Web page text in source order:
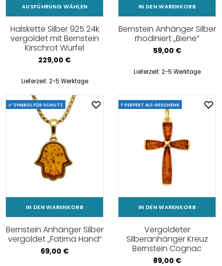
AUSFÜHRUNG WÄHLEN
Halskette Silber 925 24k
vergoldet mit Bernstein
Kirschrot Würfel
229,00 €
Lieferzeit: 2-5 Werktage
IN DEN WARENKORB
Bernstein Anhänger Silber
rhodiniert „Biene”
59,00 €
Lieferzeit: 2-5 Werktage
✅ SYMBOL FÜR SCHUTZ
IN DEN WARENKORB
Bernstein Anhänger Silber
vergoldet „Fatima Hand“
69,00 €
? PERFEKT ALS GESCHENK
IN DEN WARENKORB
Vergoldeter
Silberanhänger Kreuz
Bernstein Cognac
89,00 €